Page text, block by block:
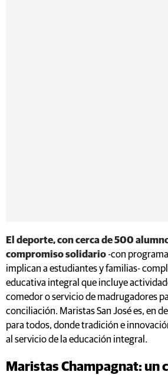
El deporte, con cerca de 500
compromiso solidario -con
implican a estudiantes y familias-
educativa integral que incluye
comedor o servicio de madrugadores
conciliación. Maristas San José es, en
para todos, donde tradición e
al servicio de la educación integral.
Maristas Champagnat: un